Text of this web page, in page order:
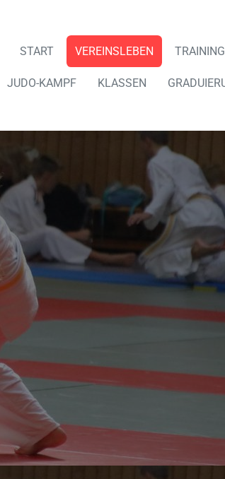
START VEREINSLEBEN TRAINING
JUDO-KAMPF KLASSEN